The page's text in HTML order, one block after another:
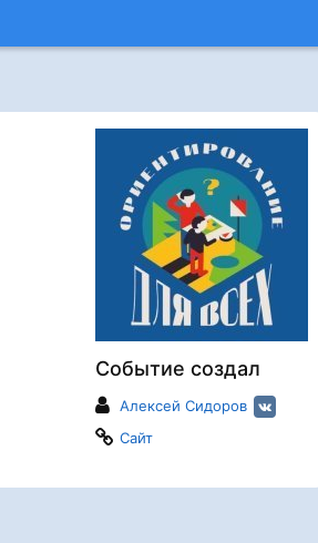
Событие создал
Алексей Сидоров
Сайт